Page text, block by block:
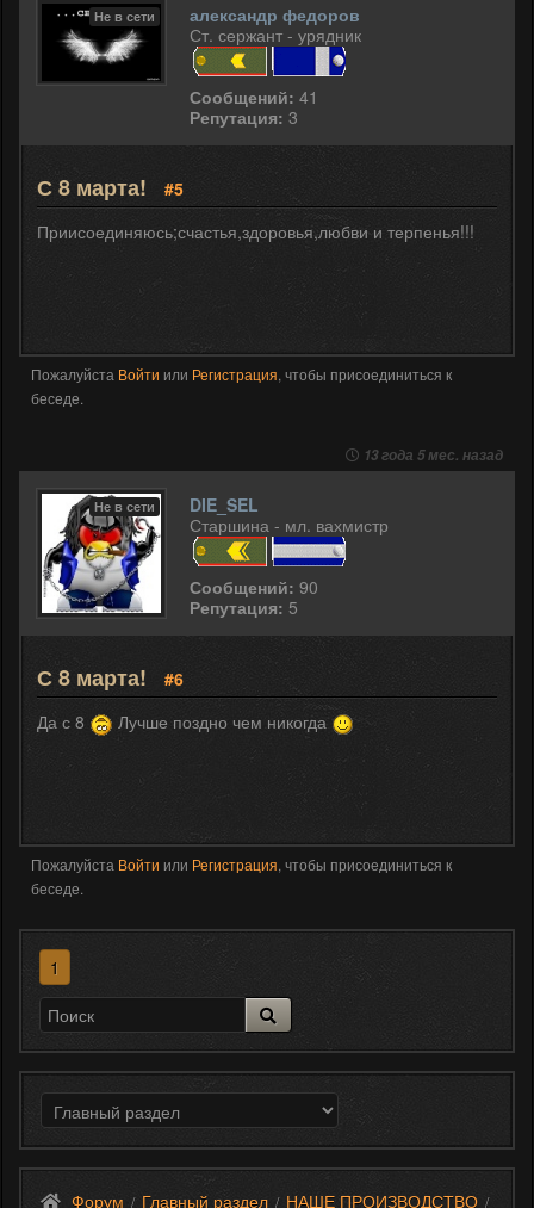
Не в сети
александр федоров
Ст. сержант - урядник
Сообщений: 41
Репутация: 3
С 8 марта!
#5
Приисоединяюсь;счастья,здоровья,любви и терпенья!!!
Пожалуйста Войти или Регистрация, чтобы присоединиться к
беседе.
13 года 5 мес. назад
Не в сети
DIE_SEL
Старшина - мл. вахмистр
Сообщений: 90
Репутация: 5
С 8 марта!
#6
Да с 8
Лучше поздно чем никогда
Пожалуйста Войти или Регистрация, чтобы присоединиться к
беседе.
1
Форум / Главный раздел / НАШЕ ПРОИЗВОДСТВО /